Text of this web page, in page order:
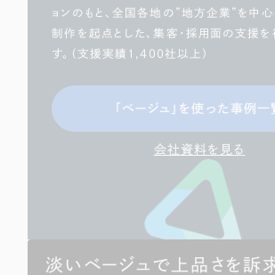
ョンのもと、全国各地の”地方企業”を中心
制作を起点とした、集客・採用面の支援を
す。（支援実績1,400社以上）
「ベージュ」を使った事例一
会社資料を見る
淡いベージュで上品さを訴